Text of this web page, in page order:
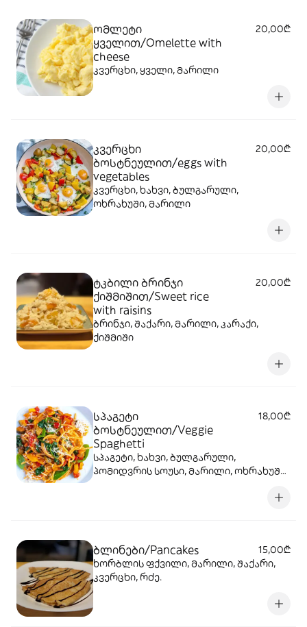
ომლეტი
ყველით/Omelette with
cheese
20,00₾
კვერცხი, ყველი, მარილი
კვერცხი
ბოსტნეულით/eggs with
vegetables
20,00₾
კვერცხი, ხახვი, ბულგარული,
ოხრახუში, მარილი
ტკბილი ბრინჯი
ქიშმიშით/Sweet rice
with raisins
20,00₾
ბრინჯი, შაქარი, მარილი, კარაქი,
ქიშმიში
სპაგეტი
ბოსტნეულით/Veggie
Spaghetti
18,00₾
სპაგეტი, ხახვი, ბულგარული,
პომიდვრის სოუსი, მარილი, ოხრახუში,
ბლინები/Pancakes
15,00₾
ხორბლის ფქვილი, მარილი, შაქარი,
კვერცხი, რძე.